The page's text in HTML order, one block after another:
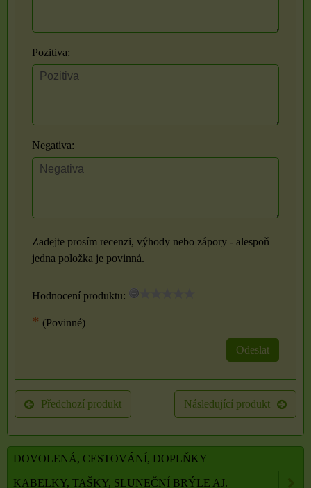
Pozitiva:
Negativa:
Zadejte prosím recenzi, výhody nebo zápory - alespoň
jedna položka je povinná.
Hodnocení produktu:
* (Povinné)
Odeslat
Předchozí produkt Následující produkt
DOVOLENÁ, CESTOVÁNÍ, DOPLŇKY
KABELKY, TAŠKY, SLUNEČNÍ BRÝLE AJ.